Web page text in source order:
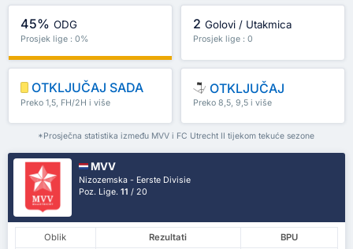
45% ODG
Prosjek lige : 0%
2 Golovi / Utakmica
Prosjek lige : 0
OTKLJUČAJ SADA
Preko 1,5, FH/2H i više
OTKLJUČAJ
Preko 8,5, 9,5 i više
*Prosječna statistika između MVV i FC Utrecht II tijekom tekuće sezone
MVV
Nizozemska - Eerste Divisie
Poz. Lige.11 / 20
Oblik Rezultati
BPU